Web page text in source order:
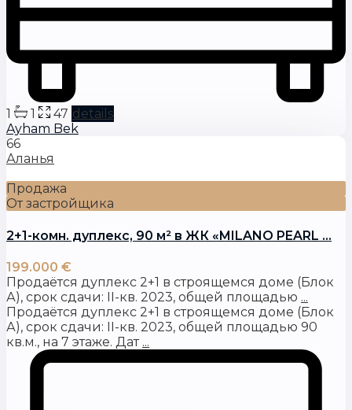
1 1 47 details
Ayham Bek
66
Аланья
Продажа
От застройщика
2+1-комн. дуплекс, 90 м² в ЖК «MILANO PEARL ...
199.000 €
Продаётся дуплекс 2+1 в строящемся доме (Блок
А), срок сдачи: II-кв. 2023, общей площадью ...
Продаётся дуплекс 2+1 в строящемся доме (Блок
А), срок сдачи: II-кв. 2023, общей площадью 90
кв.м., на 7 этаже. Дат ...